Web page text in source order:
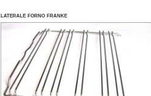
laterale forno franke